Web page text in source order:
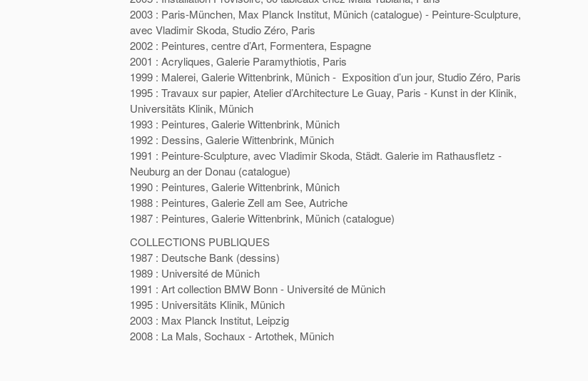
2003 : Paris-München, Max Planck Institut, Münich (catalogue) - Peinture-Sculpture,
avec Vladimir Skoda, Studio Zéro, Paris
2002 : Peintures, centre d’Art, Formentera, Espagne
2001 : Acryliques, Galerie Paramythiotis, Paris
1999 : Malerei, Galerie Wittenbrink, Münich - Exposition d’un jour, Studio Zéro, Paris
1995 : Travaux sur papier, Atelier d’Architecture Le Guay, Paris - Kunst in der Klinik,
Universitäts Klinik, Münich
1993 : Peintures, Galerie Wittenbrink, Münich
1992 : Dessins, Galerie Wittenbrink, Münich
1991 : Peinture-Sculpture, avec Vladimir Skoda, Städt. Galerie im Rathausfletz -
Neuburg an der Donau (catalogue)
1990 : Peintures, Galerie Wittenbrink, Mûnich
1988 : Peintures, Galerie Zell am See, Autriche
1987 : Peintures, Galerie Wittenbrink, Münich (catalogue)
COLLECTIONS PUBLIQUES
1987 : Deutsche Bank (dessins)
1989 : Université de Münich
1991 : Art collection BMW Bonn - Université de Münich
1995 : Universitäts Klinik, Münich
2003 : Max Planck Institut, Leipzig
2008 : La Mals, Sochaux - Artothek, Münich